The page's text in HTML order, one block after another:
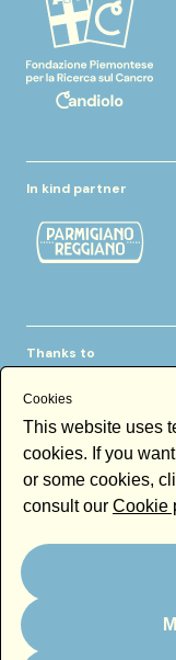
In kind partner
Thanks to
Newsletter
Email
Cookies
This website uses
cookies. If you
or some cookies,
consult our Cookie